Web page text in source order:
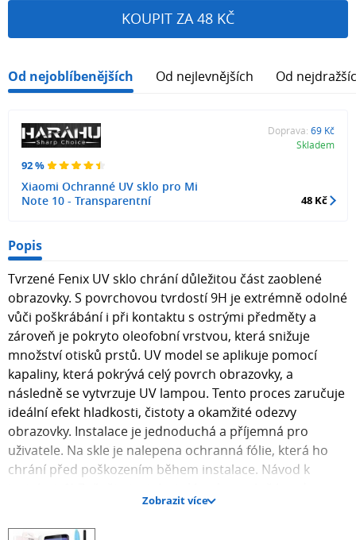
KOUPIT ZA 48 KČ
Od nejoblíbenějších Od nejlevnějších Od
92 %
Xiaomi Ochranné UV sklo pro Mi
Note 10 - Transparentní
Doprava: 69 Kč
Skladem
48 Kč
Popis
Tvrzené Fenix UV sklo chrání důležitou část zaoblené
obrazovky. S povrchovou tvrdostí 9H je extrémně odolné
vůči poškrábání i při kontaktu s ostrými předměty a
zároveň je pokryto oleofobní vrstvou, která snižuje
množství otisků prstů. UV model se aplikuje pomocí
kapaliny, která pokrývá celý povrch obrazovky, a
následně se vytvrzuje UV lampou. Tento proces zaručuje
ideální efekt hladkosti, čistoty a okamžité odezvy
obrazovky. Instalace je jednoduchá a příjemná pro
uživatele. Na skle je nalepena ochranná fólie, která ho
chrání před poškozením během instalace. Návod k
sprchování – pára absorbuje prach ze vzduchu a zabrání
jeho vniknutí na obrazovku během instalace. 2)
Zobrazit více